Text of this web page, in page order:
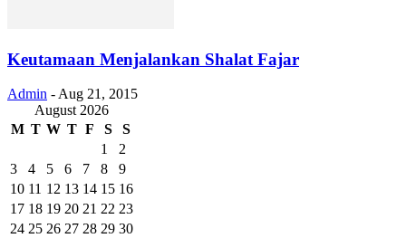
Keutamaan Menjalankan Shalat Fajar
Admin - Aug 21, 2015
August 2026
M T W T F S
S
1
2
3
4 5 6 7 8
9
10 11 12 13 14 15 16
17 18 19 20 21 22 23
24 25 26 27 28 29 30